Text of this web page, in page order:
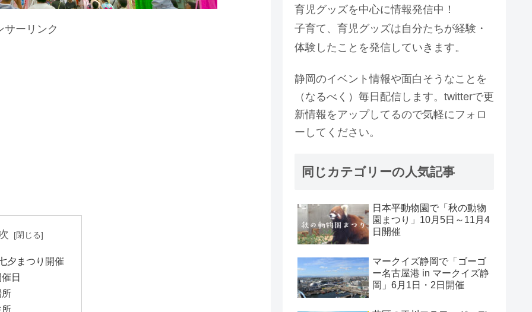
サーリンク
夕まつり開催
日
育児グッズを中心に情報発信中！
子育て、育児グッズは自分たちが経験・
体験したことを発信していきます。
静岡のイベント情報や面白そうなことを
（なるべく）毎日配信します。twitterで更
新情報をアップしてるので気軽にフォロ
ーしてください。
同じカテゴリーの人気記事
日本平動物園で「秋の動物
園まつり」10月5日～11月4
日開催
マークイズ静岡で「ゴーゴ
ー名古屋港 in マークイズ静
岡」6月1日・2日開催